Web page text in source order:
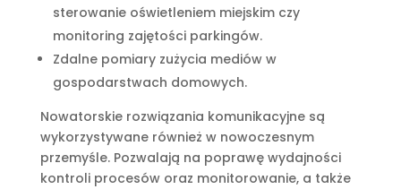
sterowanie oświetleniem miejskim czy
monitoring zajętości parkingów.
Zdalne pomiary zużycia mediów w
gospodarstwach domowych.
Nowatorskie rozwiązania komunikacyjne są
wykorzystywane również w nowoczesnym
przemyśle. Pozwalają na poprawę wydajności
kontroli procesów oraz monitorowanie, a także